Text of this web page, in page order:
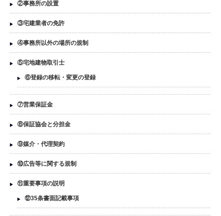
②事務所の設置
③宅建業者の免許
④事務所以外の場所の規制
⑤宅地建物取引士
⑥登録の移転・変更の登録
⑦営業保証金
⑧保証協会と分担金
⑨媒介・代理契約
⑩広告等に関する規制
⑪重要事項の説明
⑫35条書面記載事項